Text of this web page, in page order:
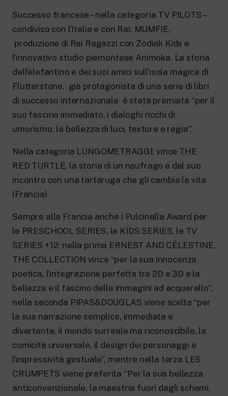
l’Università, i Docenti e l’istruzione degli
Successo francese – nella categoria TV PILOTS –
condiviso con l’Italia e con Rai: MUMFIE,
produzione di Rai Ragazzi con Zodiak Kids e
l’innovativo studio piemontese Animoka. La storia
dell’elefantino e dei suoi amici sull’isola magica di
Flutterstone, già protagonista di una serie di libri
di successo internazionale è stata premiata “per il
suo fascino immediato, i dialoghi ricchi di
umorismo, la bellezza di luci, texture e regia”.
Nella categoria LUNGOMETRAGGI: vince THE
RED TURTLE, la storia di un naufrago e del suo
incontro con una tartaruga che gli cambia la vita
(Francia)
Sempre alla Francia anche i Pulcinella Award per
le PRESCHOOL SERIES, le KIDS SERIES, le TV
SERIES +12: nella prima ERNEST AND CÉLESTINE,
THE COLLECTION vince “per la sua innocenza
poetica, l’integrazione perfetta tra 2D e 3D e la
bellezza e il fascino delle immagini ad acquerello”,
nella seconda PIPAS&DOUGLAS viene scelta “per
la sua narrazione semplice, immediata e
divertente, il mondo surreale ma riconoscibile, la
comicità universale, il design dei personaggi e
l’espressività gestuale”, mentre nella terza LES
CRUMPETS viene preferita “Per la sua bellezza
anticonvenzionale, la maestria fuori dagli schemi,